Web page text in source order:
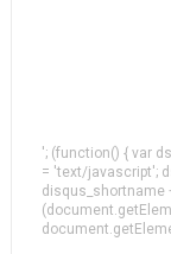
'; (function() { var
= 'text/javascript';
disqus_shortname